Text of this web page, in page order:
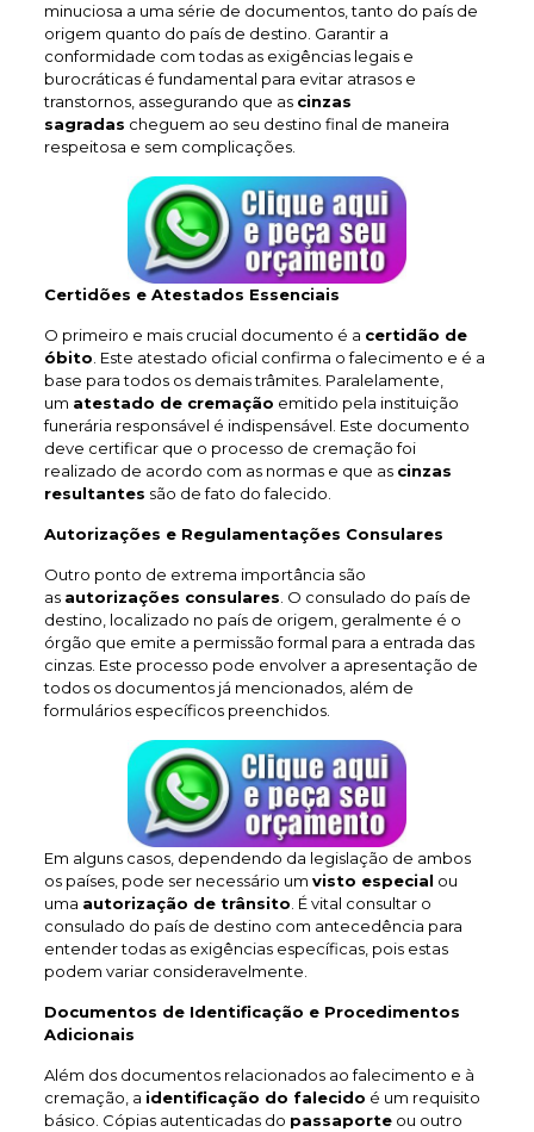
minuciosa a uma série de documentos, tanto do país de
origem quanto do país de destino. Garantir a
conformidade com todas as exigências legais e
burocráticas é fundamental para evitar atrasos e
transtornos, assegurando que as cinzas
sagradas cheguem ao seu destino final de maneira
respeitosa e sem complicações.
Certidões e Atestados Essenciais
O primeiro e mais crucial documento é a certidão de
óbito . Este atestado oficial confirma o falecimento e é a
base para todos os demais trâmites. Paralelamente,
um atestado de cremação emitido pela instituição
funerária responsável é indispensável. Este documento
deve certificar que o processo de cremação foi
realizado de acordo com as normas e que as cinzas
resultantes são de fato do falecido.
Autorizações e Regulamentações Consulares
Outro ponto de extrema importância são
as autorizações consulares . O consulado do país de
destino, localizado no país de origem, geralmente é o
órgão que emite a permissão formal para a entrada das
cinzas. Este processo pode envolver a apresentação de
todos os documentos já mencionados, além de
formulários específicos preenchidos.
Em alguns casos, dependendo da legislação de ambos
os países, pode ser necessário um visto especial ou
uma autorização de trânsito . É vital consultar o
consulado do país de destino com antecedência para
entender todas as exigências específicas, pois estas
podem variar consideravelmente.
Documentos de Identificação e Procedimentos
Adicionais
Além dos documentos relacionados ao falecimento e à
cremação, a identificação do falecido é um requisito
básico. Cópias autenticadas do passaporteou outro